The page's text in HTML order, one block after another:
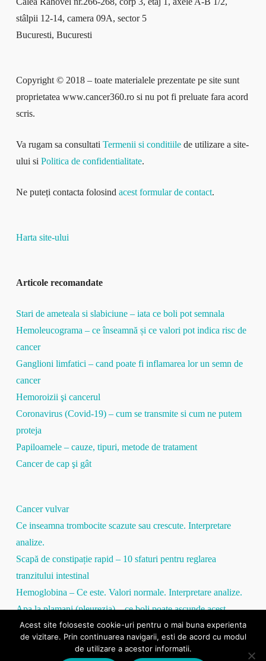
stâlpii 12-14, camera 09A, sector 5
Bucuresti, Bucuresti
Copyright © 2018 – toate materialele prezentate pe site sunt
proprietatea www.cancer360.ro si nu pot fi preluate fara acord
scris.
Va rugam sa consultati Termenii si conditiilede utilizare a site-
ului si Politica de confidentialitate.
Ne puteți contacta folosind acest formular de contact.
Harta site-ului
Articole recomandate
Stari de ameteala si slabiciune – iata ce boli pot semnala
Hemoleucograma – ce înseamnă și ce valori pot indica risc de
cancer
Ganglioni limfatici – cand poate fi inflamarea lor un semn de
cancer
Hemoroizii şi cancerul
Coronavirus (Covid-19) – cum se transmite si cum ne putem
proteja
Papiloamele – cauze, tipuri, metode de tratament
Cancer de cap şi gât
Cancer vulvar
Ce inseamna trombocite scazute sau crescute. Interpretare
analize.
Scapă de constipație rapid – 10 sfaturi pentru reglarea
tranzitului intestinal
Hemoglobina – Ce este. Valori normale. Interpretare analize.
Apa la plamani (pleurezia) – ce boli poate ascunde acest
simptom
Proteina C Reactivă – tot ce trebuie să ştii
VSH mare / VSH mic – totul despre viteza de sedimentare a
Acest site foloseste cookie-uri pentru o mai buna experienta
de vizitare. Prin continuarea navigarii, esti de acord cu modul
de utilizare a acestor informatii.